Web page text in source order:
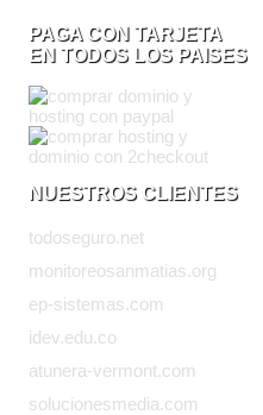
PAGA CON TARJETA
EN TODOS LOS PAISES
NUESTROS CLIENTES
todoseguro.net
monitoreosanmatias.org
ep-sistemas.com
idev.edu.co
atunera-vermont.com
solucionesmedia.com